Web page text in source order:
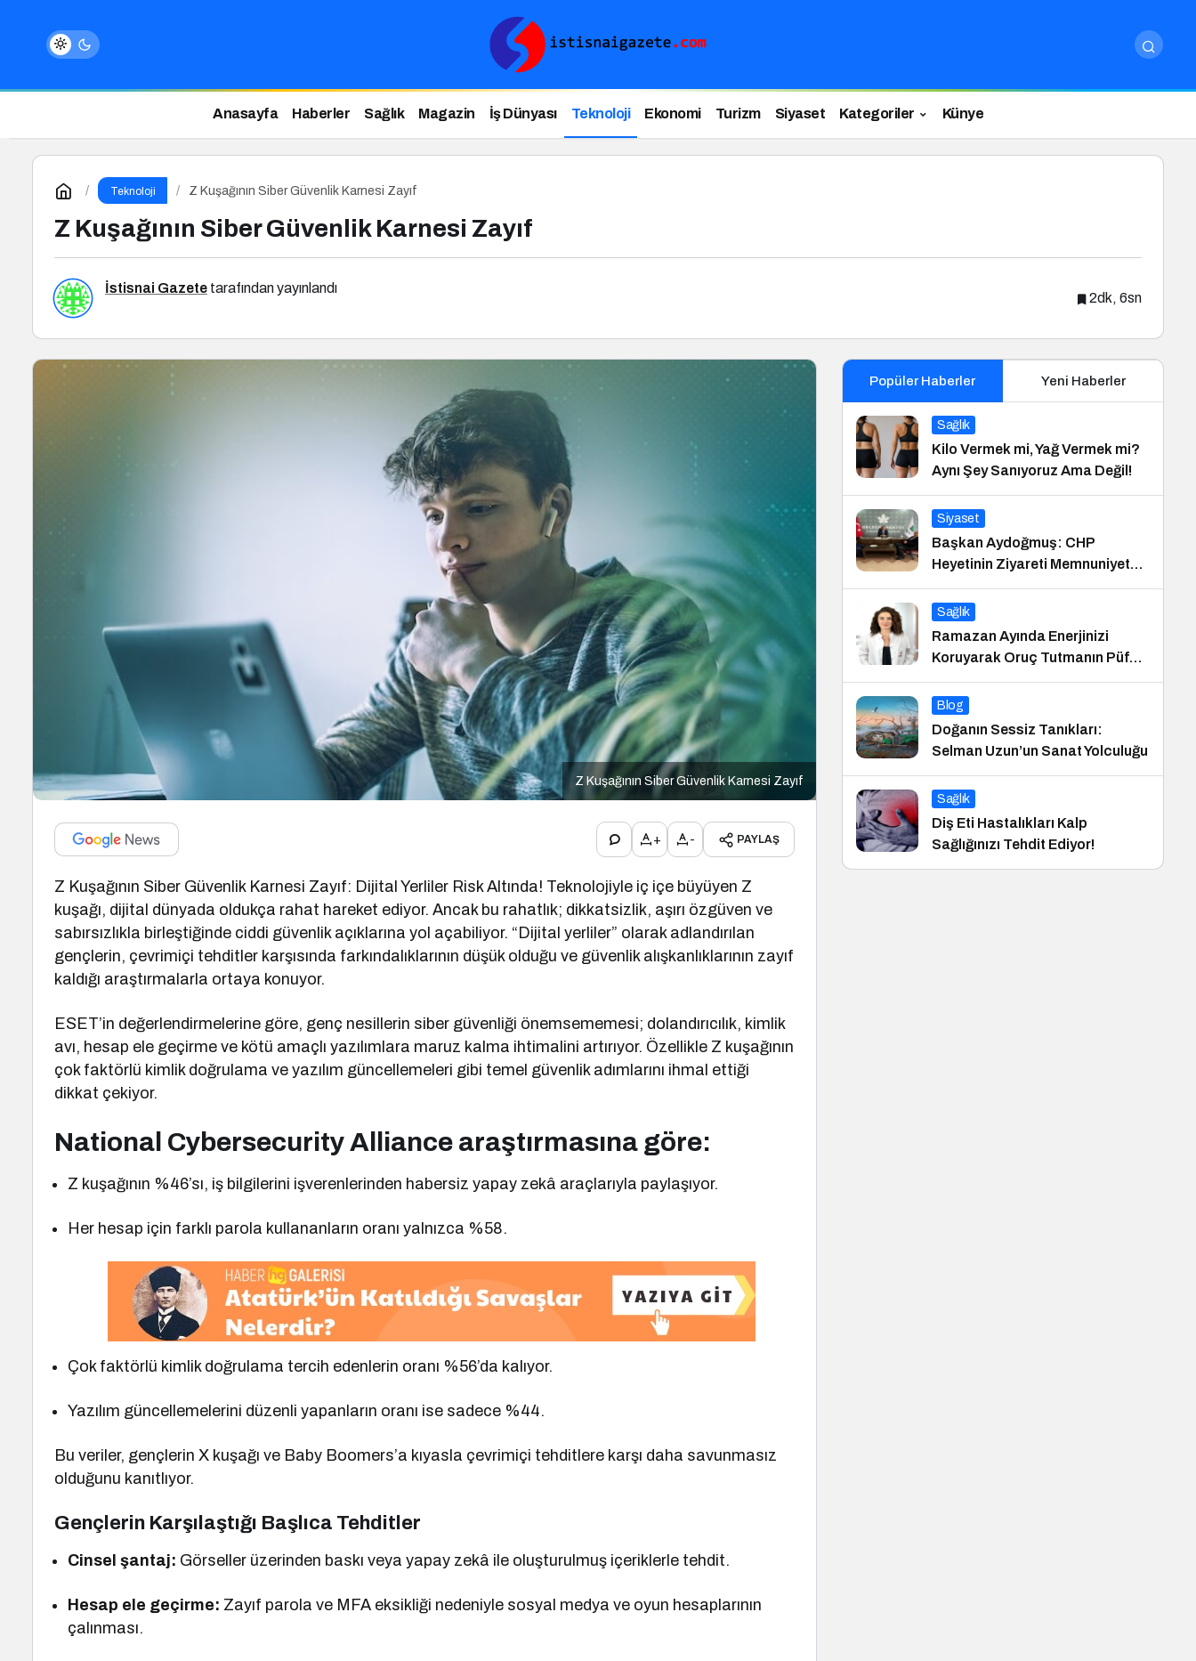
Anasayfa Haberler Sağlık Magazin İş Dünyası Teknoloji Ekonomi Turizm Siyaset Kategoriler Künye
Teknoloji Z Kuşağının Siber Güvenlik Karnesi Zayıf
Z Kuşağının Siber Güvenlik Karnesi Zayıf
İstisnai Gazete tarafından yayınlandı
2dk, 6sn
Z Kuşağının Siber Güvenlik Karnesi Zayıf
+ - PAYLAŞ
Z Kuşağının Siber Güvenlik Karnesi Zayıf: Dijital Yerliler Risk Altında! Teknolojiyle iç içe büyüyen Z
kuşağı, dijital dünyada oldukça rahat hareket ediyor. Ancak bu rahatlık; dikkatsizlik, aşırı özgüven ve
sabırsızlıkla birleştiğinde ciddi güvenlik açıklarına yol açabiliyor. “Dijital yerliler” olarak adlandırılan
gençlerin, çevrimiçi tehditler karşısında farkındalıklarının düşük olduğu ve güvenlik alışkanlıklarının zayıf
kaldığı araştırmalarla ortaya konuyor.
ESET’in değerlendirmelerine göre, genç nesillerin siber güvenliği önemsememesi; dolandırıcılık, kimlik
avı, hesap ele geçirme ve kötü amaçlı yazılımlara maruz kalma ihtimalini artırıyor. Özellikle Z kuşağının
çok faktörlü kimlik doğrulama ve yazılım güncellemeleri gibi temel güvenlik adımlarını ihmal ettiği
dikkat çekiyor.
National Cybersecurity Alliance araştırmasına göre:
Z kuşağının %46’sı, iş bilgilerini işverenlerinden habersiz yapay zekâ araçlarıyla paylaşıyor.
Her hesap için farklı parola kullananların oranı yalnızca %58.
Çok faktörlü kimlik doğrulama tercih edenlerin oranı %56’da kalıyor.
Yazılım güncellemelerini düzenli yapanların oranı ise sadece %44.
Bu veriler, gençlerin X kuşağı ve Baby Boomers’a kıyasla çevrimiçi tehditlere karşı daha savunmasız
olduğunu kanıtlıyor.
Gençlerin Karşılaştığı Başlıca Tehditler
Cinsel şantaj: Görseller üzerinden baskı veya yapay zekâ ile oluşturulmuş içeriklerle tehdit.
Hesap ele geçirme: Zayıf parola ve MFA eksikliği nedeniyle sosyal medya ve oyun hesaplarının
çalınması.
Popüler Haberler Yeni Haberler
Sağlık
Kilo Vermek mi, Yağ Vermek mi?
Aynı Şey Sanıyoruz Ama Değil!
Siyaset
Başkan Aydoğmuş: CHP
Heyetinin Ziyareti Memnuniyet
Verici
Sağlık
Ramazan Ayında Enerjinizi
Koruyarak Oruç Tutmanın Püf
Noktaları
Blog
Doğanın Sessiz Tanıkları:
Selman Uzun’un Sanat Yolculuğu
Sağlık
Diş Eti Hastalıkları Kalp
Sağlığınızı Tehdit Ediyor!